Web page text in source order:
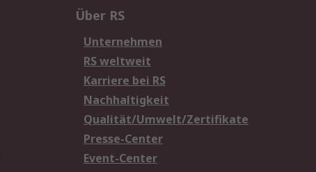
Über RS
Unternehmen
RS weltweit
Karriere bei RS
Nachhaltigkeit
Qualität/Umwelt/Zertifikate
Presse-Center
Event-Center